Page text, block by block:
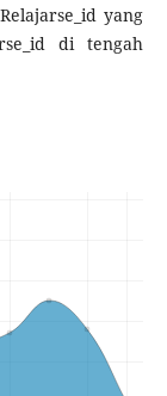
yang
di tengah